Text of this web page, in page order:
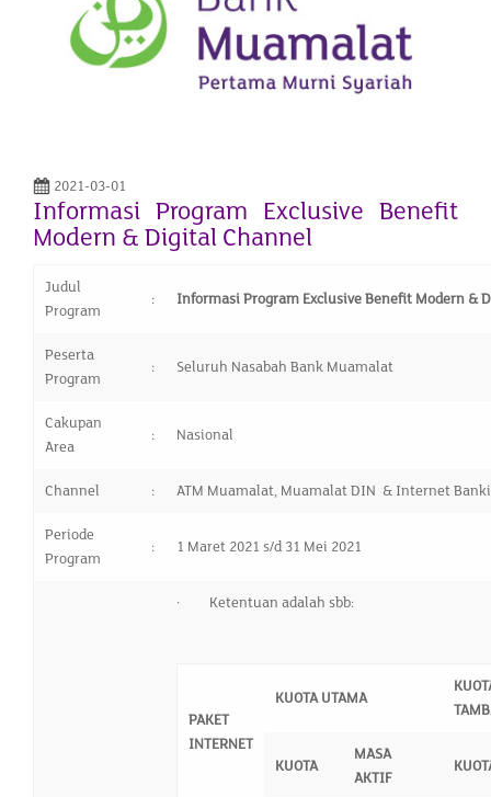
2021-03-01
Informasi Program Exclusive Benefit
Modern & Digital Channel
Judul
Program
: Informasi Program Exclusive Benefit Modern &
Peserta
Program
: Seluruh Nasabah Bank Muamalat
Cakupan
Area
: Nasional
Channel : ATM Muamalat, Muamalat DIN & Internet
Periode
Program
: 1 Maret 2021 s/d 31 Mei 2021
· Ketentuan adalah sbb:
PAKET
INTERNET
KUOTA UTAMA
KUOTA
MASA
AKTIF